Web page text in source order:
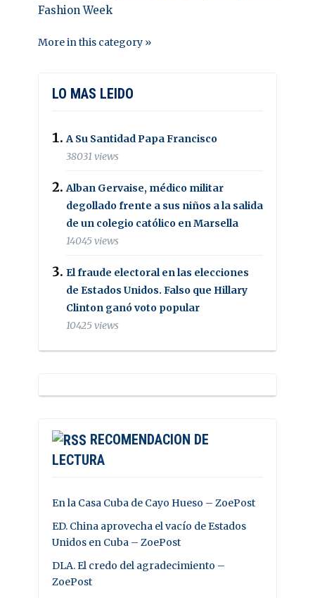
Fashion Week
More in this category »
LO MAS LEIDO
A Su Santidad Papa Francisco
38031 views
Alban Gervaise, médico militar
degollado frente a sus niños a la salida
de un colegio católico en Marsella
14045 views
El fraude electoral en las elecciones
de Estados Unidos. Falso que Hillary
Clinton ganó voto popular
10425 views
RECOMENDACION DE
LECTURA
En la Casa Cuba de Cayo Hueso – ZoePost
ED. China aprovecha el vacío de Estados
Unidos en Cuba – ZoePost
DLA. El credo del agradecimiento –
ZoePost